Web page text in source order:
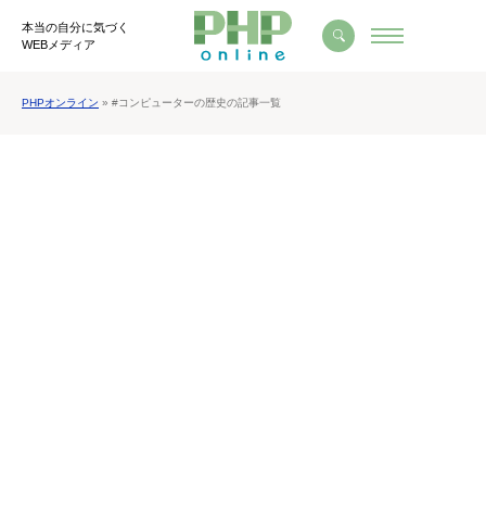
本当の自分に気づく
WEBメディア
PHPオンライン » #コンピューターの歴史の記事一覧